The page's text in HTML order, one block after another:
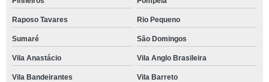
Raposo Tavares Rio Pequeno
Sumaré São Domingos
Vila Anastácio Vila Anglo Brasileira
Vila Bandeirantes Vila Barreto